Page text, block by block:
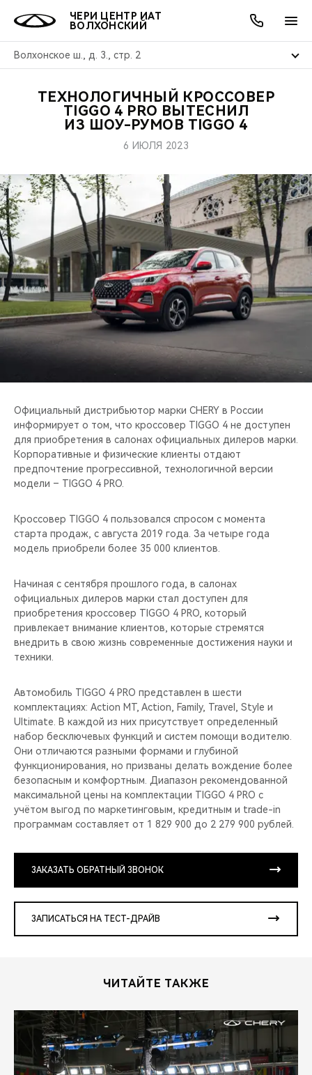
ЧЕРИ ЦЕНТР ИАТ
ВОЛХОНСКИЙ
Волхонское ш., д. 3., стр. 2
МОДЕЛИ
КРОССОВЕРЫ
СЕДАНЫ
НОВИНКИ
ПОКУПАТЕЛЯМ
ВЛАДЕЛЬЦАМ
ПОДДЕРЖКА
CHERY CONNECT
МИР CHERY
CHERY В СОЦСЕТЯХ
ЛЮДИ CHERY
БЛАГОТВОРИТЕЛЬНОСТЬ
CHERY REMOTE
CHERY И СПОРТ
НАШИ МЕРОПРИЯТИЯ
ВИДЕООБЗОРЫ
CHERY ДЛЯ ДЕТЕЙ
АКЦИИ
ОНЛАЙН СЕРВИСЫ
О КОМПАНИИ
ТЕХНОЛОГИЧНЫЙ КРОССОВЕР
TIGGO 4 PRO ВЫТЕСНИЛ
ИЗ ШОУ-РУМОВ TIGGO 4
6 ИЮЛЯ 2023
Официальный дистрибьютор марки CHERY в России
информирует о том, что кроссовер TIGGO 4 не доступен
для приобретения в салонах официальных дилеров марки.
Корпоративные и физические клиенты отдают
предпочтение прогрессивной, технологичной версии
модели – TIGGO 4 PRO.
Кроссовер TIGGO 4 пользовался спросом с момента
старта продаж, с августа 2019 года. За четыре года
модель приобрели более 35 000 клиентов.
Начиная с сентября прошлого года, в салонах
официальных дилеров марки стал доступен для
приобретения кроссовер TIGGO 4 PRO, который
привлекает внимание клиентов, которые стремятся
внедрить в свою жизнь современные достижения науки и
техники.
Автомобиль TIGGO 4 PRO представлен в шести
комплектациях: Action MT, Action, Family, Travel, Style и
Ultimate. В каждой из них присутствует определенный
набор бесключевых функций и систем помощи водителю.
Они отличаются разными формами и глубиной
функционирования, но призваны делать вождение более
безопасным и комфортным. Диапазон рекомендованной
максимальной цены на комплектации TIGGO 4 PRO с
учётом выгод по маркетинговым, кредитным и trade-in
программам составляет от 1 829 900 до 2 279 900 рублей.
ЗАКАЗАТЬ ОБРАТНЫЙ ЗВОНОК
ЗАПИСАТЬСЯ НА ТЕСТ-ДРАЙВ
ЧИТАЙТЕ ТАКЖЕ